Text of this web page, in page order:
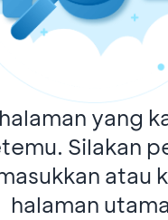
yang
Silakan
atau
halaman